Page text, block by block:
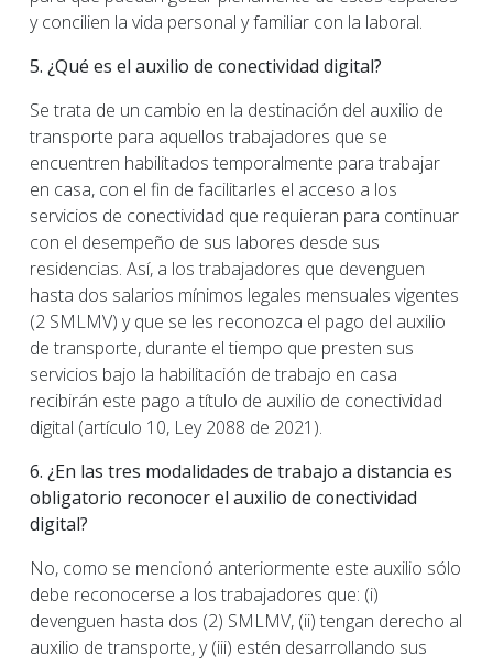
y concilien la vida personal y familiar con la laboral.
5. ¿Qué es el auxilio de conectividad digital?
Se trata de un cambio en la destinación del auxilio de
transporte para aquellos trabajadores que se
encuentren habilitados temporalmente para trabajar
en casa, con el fin de facilitarles el acceso a los
servicios de conectividad que requieran para continuar
con el desempeño de sus labores desde sus
residencias. Así, a los trabajadores que devenguen
hasta dos salarios mínimos legales mensuales vigentes
(2 SMLMV) y que se les reconozca el pago del auxilio
de transporte, durante el tiempo que presten sus
servicios bajo la habilitación de trabajo en casa
recibirán este pago a título de auxilio de conectividad
digital (artículo 10, Ley 2088 de 2021).
6. ¿En las tres modalidades de trabajo a distancia es
obligatorio reconocer el auxilio de conectividad
digital?
No, como se mencionó anteriormente este auxilio sólo
debe reconocerse a los trabajadores que: (i)
devenguen hasta dos (2) SMLMV, (ii) tengan derecho al
auxilio de transporte, y (iii) estén desarrollando sus